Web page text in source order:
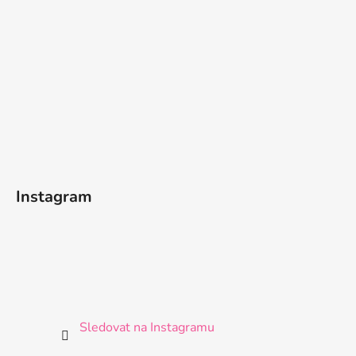
Instagram
Sledovat na Instagramu